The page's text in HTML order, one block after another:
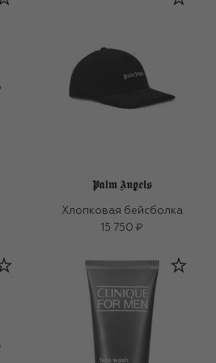
Хлопковая бейсболка
15 750 ₽